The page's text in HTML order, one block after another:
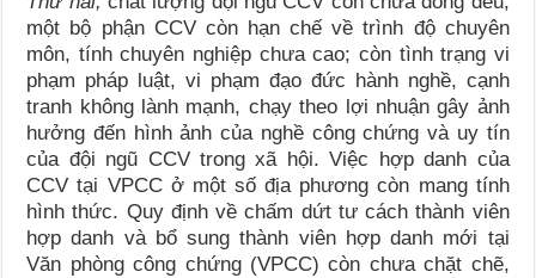
một bộ phận CCV còn hạn chế về trình độ chuyên
môn, tính chuyên nghiệp chưa cao; còn tình trạng vi
phạm pháp luật, vi phạm đạo đức hành nghề, cạnh
tranh không lành mạnh, chạy theo lợi nhuận gây ảnh
hưởng đến hình ảnh của nghề công chứng và uy tín
của đội ngũ CCV trong xã hội. Việc hợp danh của
CCV tại VPCC ở một số địa phương còn mang tính
hình thức. Quy định về chấm dứt tư cách thành viên
hợp danh và bổ sung thành viên hợp danh mới tại
Văn phòng công chứng (VPCC) còn chưa chặt chẽ,